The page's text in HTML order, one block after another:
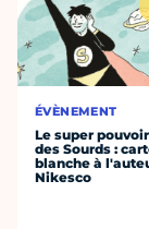
ÉVÈNEMENT
Le super pouvoir
des Sourds :
blanche à
Nikesco